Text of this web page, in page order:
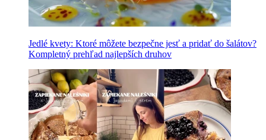
Jedlé kvety: Ktoré môžete bezpečne jesť a pridať do šalátov?
Kompletný prehľad najlepších druhov